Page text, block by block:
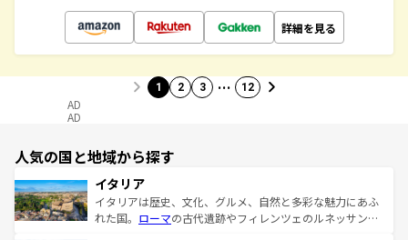
詳細を見る
1 2 3 … 12
AD
AD
人気の国と地域から探す
イタリア
イタリアは歴史、文化、グルメ、自然と多彩な魅力にあふ
れた国。 ローマの古代遺跡やフィレンツェのルネッサンス